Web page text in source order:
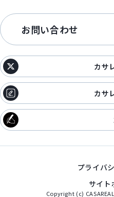
お問い合わせ
カサ
カサ
プライバ
サイト
Copyright (c)